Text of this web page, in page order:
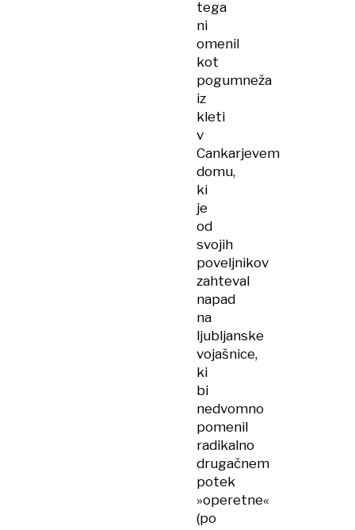
tega
ni
omenil
kot
pogumneža
iz
kleti
v
Cankarjevem
domu,
ki
je
od
svojih
poveljnikov
zahteval
napad
na
ljubljanske
vojašnice,
ki
bi
nedvomno
pomenil
radikalno
drugačnem
potek
»operetne«
(po